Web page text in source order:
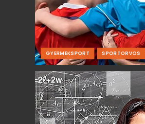
GYERMEKSPORT SPORTORVOS